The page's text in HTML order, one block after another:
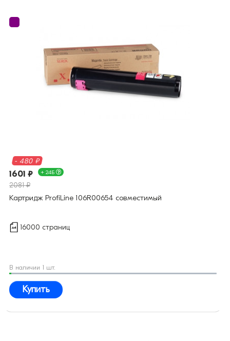
- 480 ₽
1601 ₽ + 24Б
2081 ₽
Картридж ProfiLine 106R00654 совместимый
16000 страниц
В наличии 1 шт.
Купить